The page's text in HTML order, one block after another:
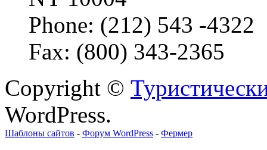
Phone: (212) 543 -4322
Fax: (800) 343-2365
Copyright ©
WordPress.
Шаблоны сайтов - Форум WordPress - Фермер